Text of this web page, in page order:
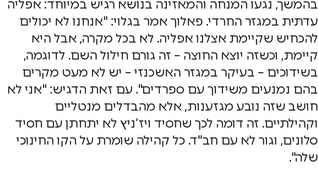
בהמשך, נגעו המנחה והמאזינה בנושא רגיש במיוחד: אפליה
עדתית במגזר החרדי. פאלוך אמר בגלוי: "אנחנו לא יכולים
להכחיש שקיימת אצלנו אפליה. לא בכל מקרה, אבל היא
קיימת, וכשזה יוצא החוצה – זה גורם חילול השם. לדוגמה,
בשידוכים – בעיקר במגזר האשכנזי – יש לא מעט מקרים
בהם נמנעים משידוך עם ספרדים". עם זאת הדגיש: "אני לא
חושב שזה נובע מגזענות, אלא מהבדלים מנטליים
וקהילתיים. זה דומה לכך שחסיד ויז’ניץ לא יתחתן עם חסיד
סלונים, וגור לא עם חב"ד. כל קהילה שומרת על הקו החינוכי
שלה".